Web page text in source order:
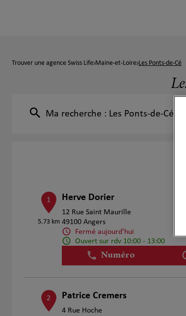
Trouver une agence Swiss Life Maine-et-Loire Les Ponts-de-Cé
Ma recherche : Les Ponts-de-Cé
1
5.73 km
Herve Dorier
12 Rue Saint Maurille
49100 Angers
Fermé aujourd'hui
Ouvert sur rdv 10:00 - 13:00
Numéro
2 Patrice Cremers
4 Rue Hoche